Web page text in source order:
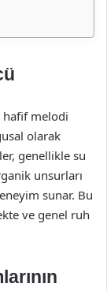
hafif melodi
olarak
genellikle su
unsurları
sunar. Bu
ve genel ruh